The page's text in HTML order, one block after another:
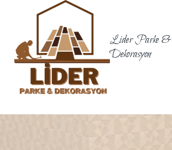
content
Lider Parke &
Dekorasyon